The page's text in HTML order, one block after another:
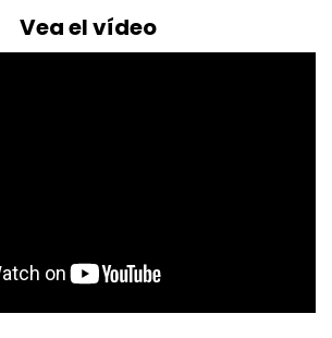
Vea el vídeo